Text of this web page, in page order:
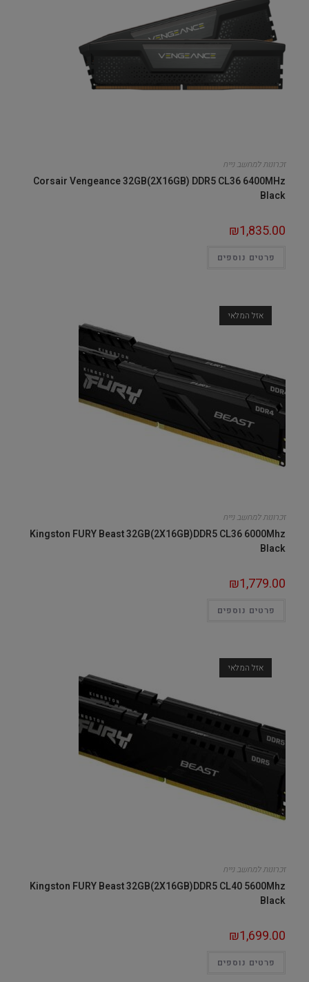
זכרונות למחשב נייח
Corsair Vengeance 32GB(2X16GB) DDR5 CL36 6400MHz
Black
₪1,835.00
פרטים נוספים
אזל המלאי
זכרונות למחשב נייח
Kingston FURY Beast 32GB(2X16GB)DDR5 CL36 6000Mhz
Black
₪1,779.00
פרטים נוספים
אזל המלאי
זכרונות למחשב נייח
Kingston FURY Beast 32GB(2X16GB)DDR5 CL40 5600Mhz
Black
₪1,699.00
פרטים נוספים